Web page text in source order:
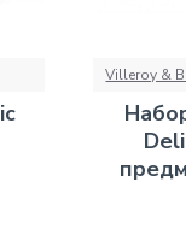
Villeroy &